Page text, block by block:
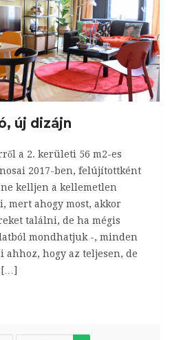
új dizájn
a 2. kerületi 56 m2-es
2017-ben, felújítottként
kelljen a kellemetlen
mert ahogy most, akkor
találni, de ha mégis
mondhatjuk -, minden
hogy az teljesen, de
[…]